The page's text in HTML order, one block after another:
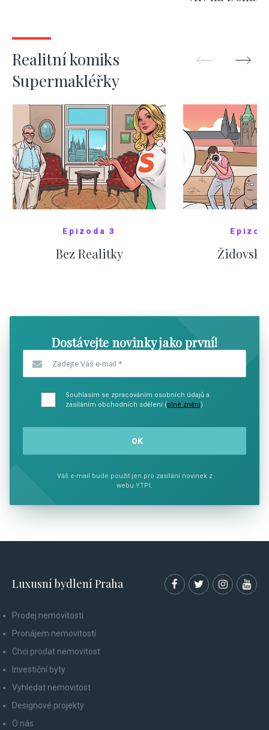
Realitní komiks
Supermakléřky
Epizoda 3
Bez Realitky
Dostávejte novinky jako první!
Souhlasím se zpracováním osobních údajů a
zasíláním obchodních sdělení (plné znění)
Váš e-mail bude použit jen pro zasílání novinek z
webu YTPI.
Luxusní bydlení Praha
Prodej nemovitostí
Pronájem nemovitostí
Chci prodat nemovitost
Investiční byty
Vyhledat nemovitost
Designové projekty
O nás